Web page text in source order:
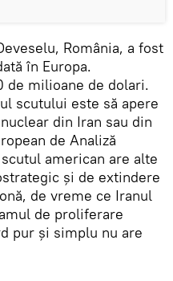
România, a fost
în Europa.
de milioane de dolari.
scutului este să apere
din Iran sau din
de Analiză
american are alte
și de extindere
de vreme ce Iranul
de proliferare
pur și simplu nu are